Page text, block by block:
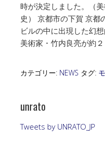
時が決定しました。（
史） 京都市の下賀 京都
ビルの中に出現した幻
美術家・竹内良亮が約
カテゴリー: NEWS タグ:
unrato
Tweets by UNRATO_JP